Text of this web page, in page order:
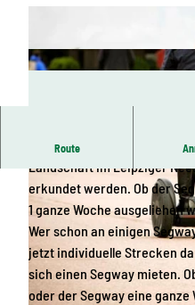
ü
b
Route
Mit dem trendigen
Landschaft im Leipziger
erkundet werden. Ob der
1 ganze Woche ausgeliehen
Wer schon an einigen
jetzt individuelle Strecken
sich einen Segway mieten.
oder der Segway eine